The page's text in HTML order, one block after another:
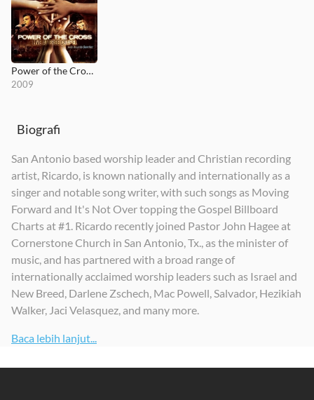
Power of the Cross: Live at Free Chapel
2009
Biografi
San Antonio based worship leader and Christian recording
artist, Ricardo, is known nationally and internationally as a
singer and notable song writer, with such songs as Moving
Forward and It's Not Over topping the Gospel Billboard
Charts at #1. Ricardo recently joined Pastor John Hagee at
Cornerstone Church in San Antonio, Tx., as the minister of
music, and has partnered with a broad range of
internationally acclaimed worship leaders such as Israel and
New Breed, Darlene Zschech, Mac Powell, Salvador, Hezikiah
Walker, Jaci Velasquez, and many more.
Baca lebih lanjut...